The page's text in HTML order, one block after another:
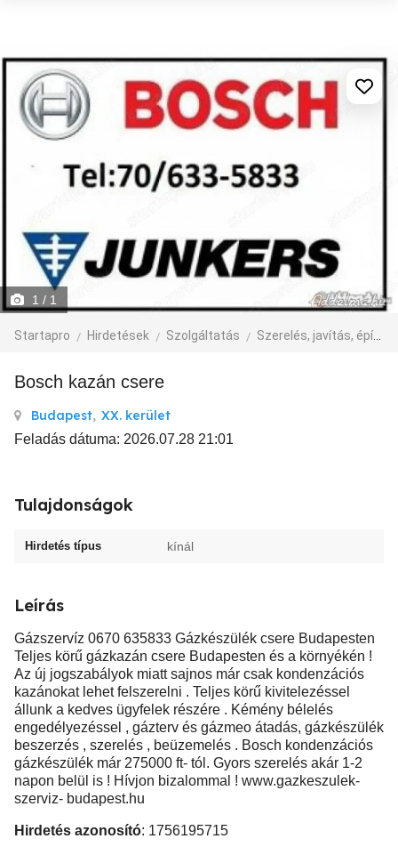
1 / 1
Startapro Hirdetések Szolgáltatás Szerelés, javítás, építkezés
Bosch kazán csere
Budapest, XX. kerület
Feladás dátuma: 2026.07.28 21:01
Tulajdonságok
Hirdetés típus kínál
Leírás
Gázszervíz 0670 635833 Gázkészülék csere Budapesten
Teljes körű gázkazán csere Budapesten és a környékén !
Az új jogszabályok miatt sajnos már csak kondenzációs
kazánokat lehet felszerelni . Teljes körű kivitelezéssel
állunk a kedves ügyfelek részére . Kémény bélelés
engedélyezéssel , gázterv és gázmeo átadás, gázkészülék
beszerzés , szerelés , beüzemelés . Bosch kondenzációs
gázkészülék már 275000 ft- tól. Gyors szerelés akár 1-2
napon belül is ! Hívjon bizalommal ! www.gazkeszulek-
szerviz- budapest.hu
Hirdetés azonosító: 1756195715